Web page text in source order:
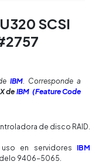
SCSI
IBM. Corresponde a
de IBM (Feature Code
de disco RAID.
en servidores IBM
9406-5065.